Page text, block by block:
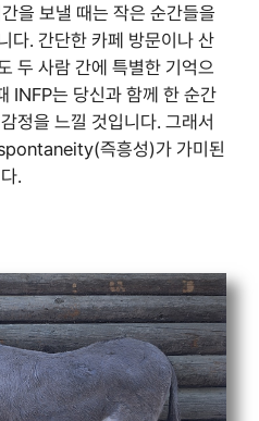
을 보낼 때는 작은 순간들을
다. 간단한 카페 방문이나 산
두 사람 간에 특별한 기억으
INFP는 당신과 함께 한 순간
정을 느낄 것입니다. 그래서
즉흥성)가 가미된
.